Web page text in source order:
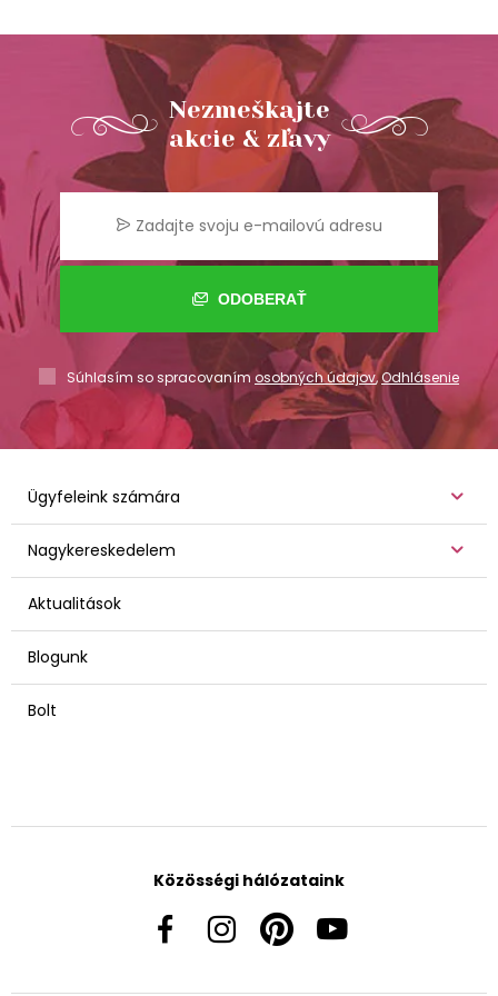
Nezmeškajte
akcie & zľavy
ODOBERAŤ
Súhlasím so spracovaním osobných údajov,Odhlásenie
Ügyfeleink számára
Nagykereskedelem
Aktualitások
Blogunk
Bolt
Közösségi hálózataink